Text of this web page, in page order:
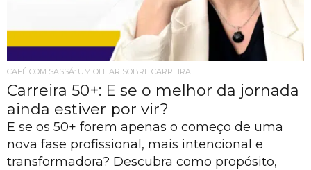
CAFÉ COM SASSÁ: UM OLHAR SOBRE CARREIRA
Carreira 50+: E se o melhor da jornada
ainda estiver por vir?
E se os 50+ forem apenas o começo de uma
nova fase profissional, mais intencional e
transformadora? Descubra como propósito,